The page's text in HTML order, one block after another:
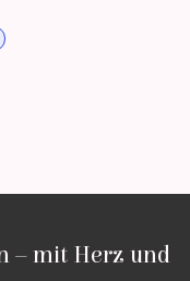
– mit Herz und